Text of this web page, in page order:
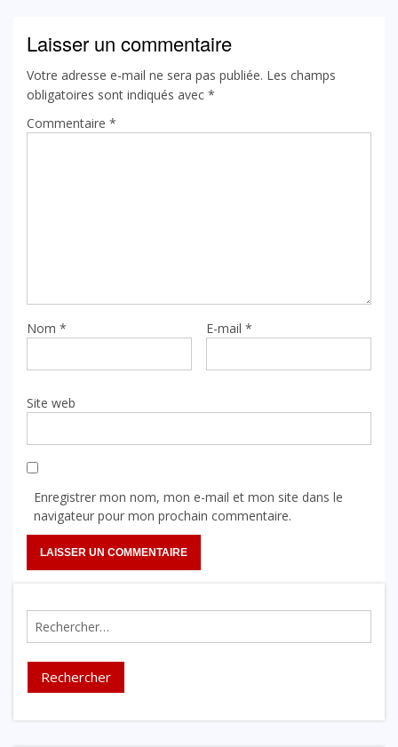
Laisser un commentaire
Votre adresse e-mail ne sera pas publiée. Les champs
obligatoires sont indiqués avec *
Commentaire *
Nom * E-mail *
Site web
Enregistrer mon nom, mon e-mail et mon site dans le
navigateur pour mon prochain commentaire.
Rechercher :